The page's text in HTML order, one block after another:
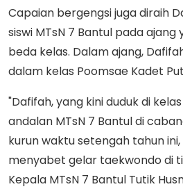
Capaian bergengsi juga diraih
siswi MTsN 7 Bantul pada
beda kelas. Dalam ajang,
dalam kelas Poomsae Kadet
"Dafifah, yang kini duduk di
andalan MTsN 7 Bantul di
kurun waktu setengah tahun
menyabet gelar taekwondo di
Kepala MTsN 7 Bantul Tutik